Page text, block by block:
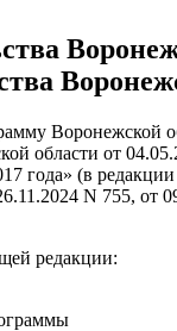
Воронежской
области от
года» (в
N 755,
редакции: